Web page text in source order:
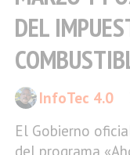
DEL
El Gobierno
del programa
InfoTec 4.0